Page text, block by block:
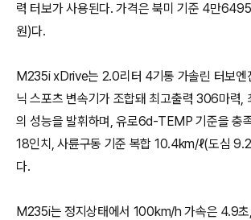
력 터보가 사용된다. 가격은 북미 기준 4만
원)다.
M235i xDrive는 2.0리터 4기통 가솔린 터보엔
닉 스포츠 변속기가 조합돼 최고출력 306마력
의 성능을 발휘하며, 유로6d-TEMP 기준을 충
18인치, 사륜구동 기준 복합 10.4km/ℓ(도심
다.
M235i는 정지상태에서 100km/h 가속은 4.9